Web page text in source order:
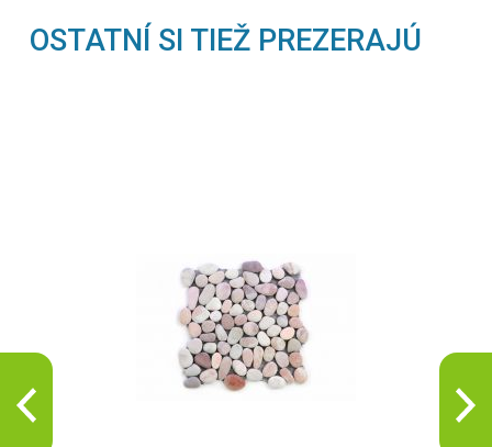
OSTATNÍ SI TIEŽ PREZERAJÚ